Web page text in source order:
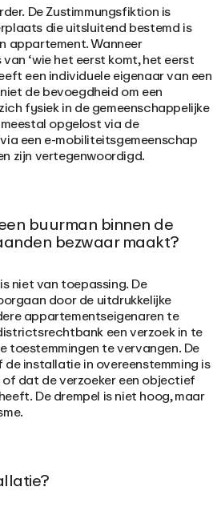
De Zustimmungsfiktion is
die uitsluitend bestemd is
appartement. Wanneer
‘wie het eerst komt, het eerst
een individuele eigenaar van een
de bevoegdheid om een
fysiek in de gemeenschappelijke
opgelost via de
een e-mobiliteitsgemeenschap
zijn vertegenwoordigd.
buurman binnen de
bezwaar maakt?
niet van toepassing. De
door de uitdrukkelijke
appartementseigenaren te
een verzoek in te
toestemmingen te vervangen. De
installatie in overeenstemming is
dat de verzoeker een objectief
De drempel is niet hoog, maar